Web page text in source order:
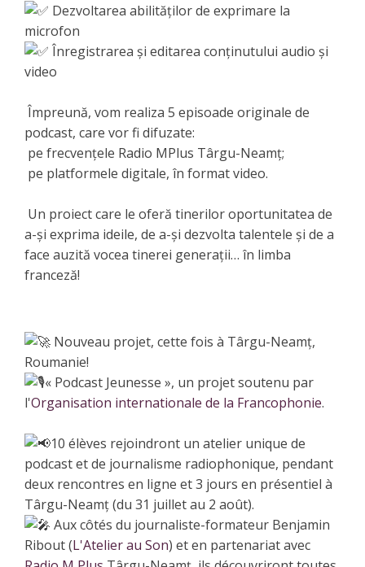
Dezvoltarea abilităților de exprimare la
microfon
Înregistrarea și editarea conținutului audio și
video
Împreună, vom realiza 5 episoade originale de
podcast, care vor fi difuzate:
pe frecvențele Radio MPlus Târgu-Neamț;
pe platformele digitale, în format video.
Un proiect care le oferă tinerilor oportunitatea de
a-și exprima ideile, de a-și dezvolta talentele și de a
face auzită vocea tinerei generații… în limba
franceză!
Nouveau projet, cette fois à Târgu-Neamț,
Roumanie!
« Podcast Jeunesse », un projet soutenu par
l'Organisation internationale de la Francophonie.
10 élèves rejoindront un atelier unique de
podcast et de journalisme radiophonique, pendant
deux rencontres en ligne et 3 jours en présentiel à
Târgu-Neamț (du 31 juillet au 2 août).
Aux côtés du journaliste-formateur Benjamin
Ribout (L'Atelier au Son) et en partenariat avec